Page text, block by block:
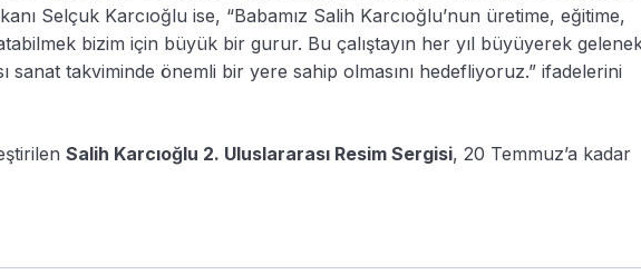
Selçuk Karcıoğlu ise, “Babamız Salih Karcıoğlu’nun üretime, eğitime,
bizim için büyük bir gurur. Bu çalıştayın her yıl büyüyerek
sanat takviminde önemli bir yere sahip olmasını hedefliyoruz.” ifadelerini
Salih Karcıoğlu 2. Uluslararası Resim Sergisi, 20 Temmuz’a kadar